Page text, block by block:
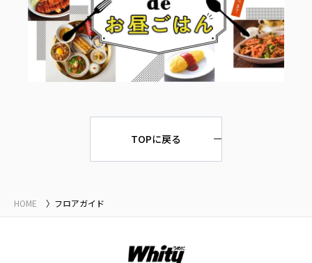
TOPに戻る
HOME フロアガイド